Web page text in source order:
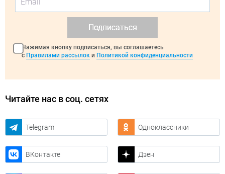
Подписаться
Нажимая кнопку подписаться, вы соглашаетесь
с Правилами рассылок и Политикой конфиденциальности
Читайте нас в соц. сетях
Telegram Одноклассники
ВКонтакте Дзен